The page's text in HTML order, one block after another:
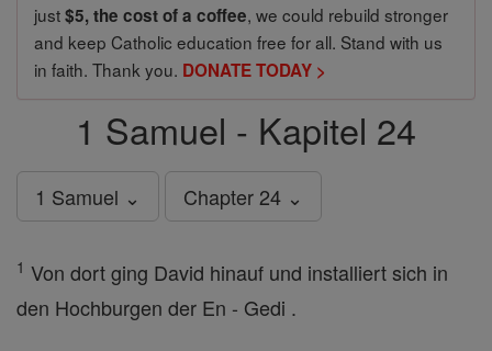
just$5, the cost of a coffee, we could rebuild stronger
and keep Catholic education free for all. Stand with us
in faith. Thank you. DONATE TODAY >
1 Samuel - Kapitel 24
1 Samuel ⌄ Chapter 24 ⌄
1 Von dort ging David hinauf und installiert sich in
den Hochburgen der En - Gedi .